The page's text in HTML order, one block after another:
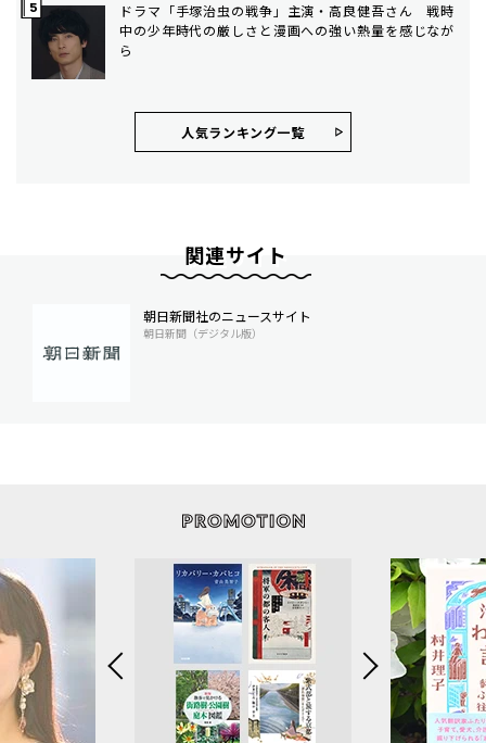
ドラマ「手塚治虫の戦争」主演・高良健吾さん 戦時
中の少年時代の厳しさと漫画への強い熱量を感じなが
ら
人気ランキング⼀覧
関連サイト
朝日新聞社のニュースサイト
朝日新聞（デジタル版）